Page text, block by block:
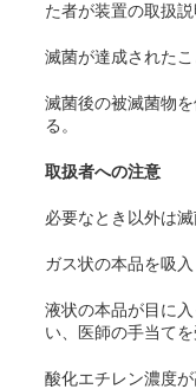
た者が装置の取扱説
滅菌が達成された
滅菌後の被滅菌物
る。
取扱者への注意
必要なとき以外は
ガス状の本品を吸
液状の本品が目に
い、医師の手当てを
酸化エチレン濃度